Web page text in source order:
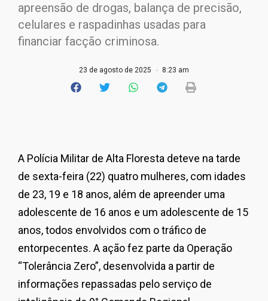
apreensão de drogas, balança de precisão,
celulares e raspadinhas usadas para
financiar facção criminosa.
23 de agosto de 2025 8:23 am
A Polícia Militar de Alta Floresta deteve na tarde
de sexta-feira (22) quatro mulheres, com idades
de 23, 19 e 18 anos, além de apreender uma
adolescente de 16 anos e um adolescente de 15
anos, todos envolvidos com o tráfico de
entorpecentes. A ação fez parte da Operação
“Tolerância Zero”, desenvolvida a partir de
informações repassadas pelo serviço de